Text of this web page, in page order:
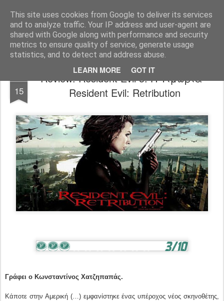
This site uses cookies from Google to deliver its services
and to analyze traffic. Your IP address and user-agent are
shared with Google along with performance and security
metrics to ensure quality of service, generate usage
statistics, and to detect and address abuse.
LEARN MORE GOT IT
FilmBoy
15
Review: Resident Evil 5: Η Τιμωρία -
Resident Evil: Retribution
Γράφει ο Κωνσταντίνος Χατζηπαπάς.
Κάποτε στην Αμερική (…) εμφανίστηκε ένας υπέροχος νέος σκηνοθέτης,